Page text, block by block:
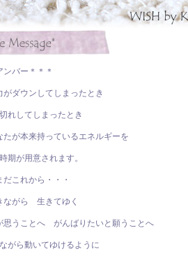
ンバー＊＊＊
ダウンしてしまったとき
れしてしまったとき
が本来持っているエネルギーを
期が用意されます。
これから・・・
ながら 生きてゆく
思うことへ がんばりたいと願うことへ
がら動いてゆけるように